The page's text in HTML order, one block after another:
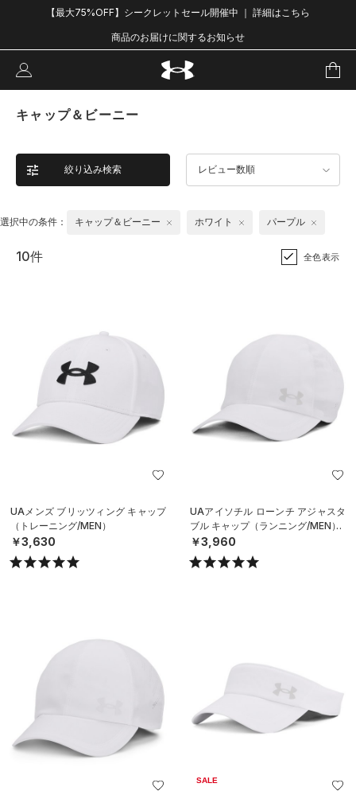
【最大75%OFF】シークレットセール開催中 ｜ 詳細はこちら
商品のお届けに関するお知らせ
キャップ＆ビーニー
絞り込み検索 レビュー数順
選択中の条件： キャップ＆ビーニー ホワイト パープル
10件 全色表示
UAメンズ ブリッツィング キャップ
（トレーニング/MEN）
￥3,630
UAアイソチル ローンチ アジャスタ
ブル キャップ（ランニング/MEN）
￥3,960
SALE